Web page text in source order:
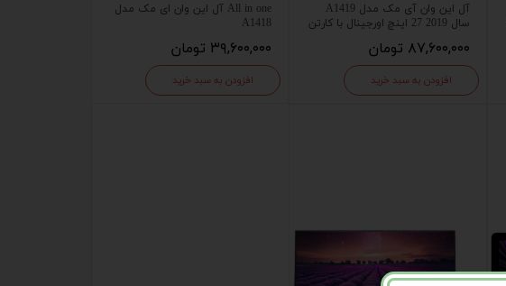
آل این وان آی مک مدل A1419
سال 2019 27 اینچ اورجینال با کارتن
۸۷,۶۰۰,۰۰۰ تومان
افزودن به سبد خرید
All in one آل این وان ای مک مدل
A1418
۳۹,۶۰۰,۰۰۰ تومان
افزودن به سبد خرید